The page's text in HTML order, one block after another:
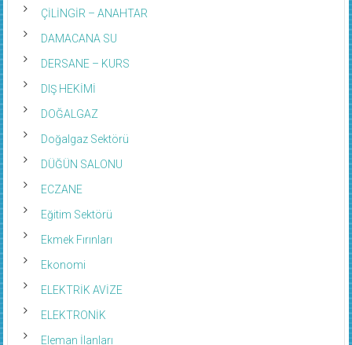
ÇİLİNGİR – ANAHTAR
DAMACANA SU
DERSANE – KURS
DIŞ HEKİMİ
DOĞALGAZ
Doğalgaz Sektörü
DÜĞÜN SALONU
ECZANE
Eğitim Sektörü
Ekmek Fırınları
Ekonomi
ELEKTRİK AVİZE
ELEKTRONİK
Eleman İlanları